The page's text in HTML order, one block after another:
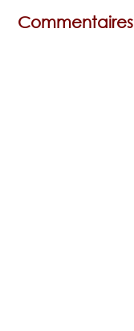
Commentaires